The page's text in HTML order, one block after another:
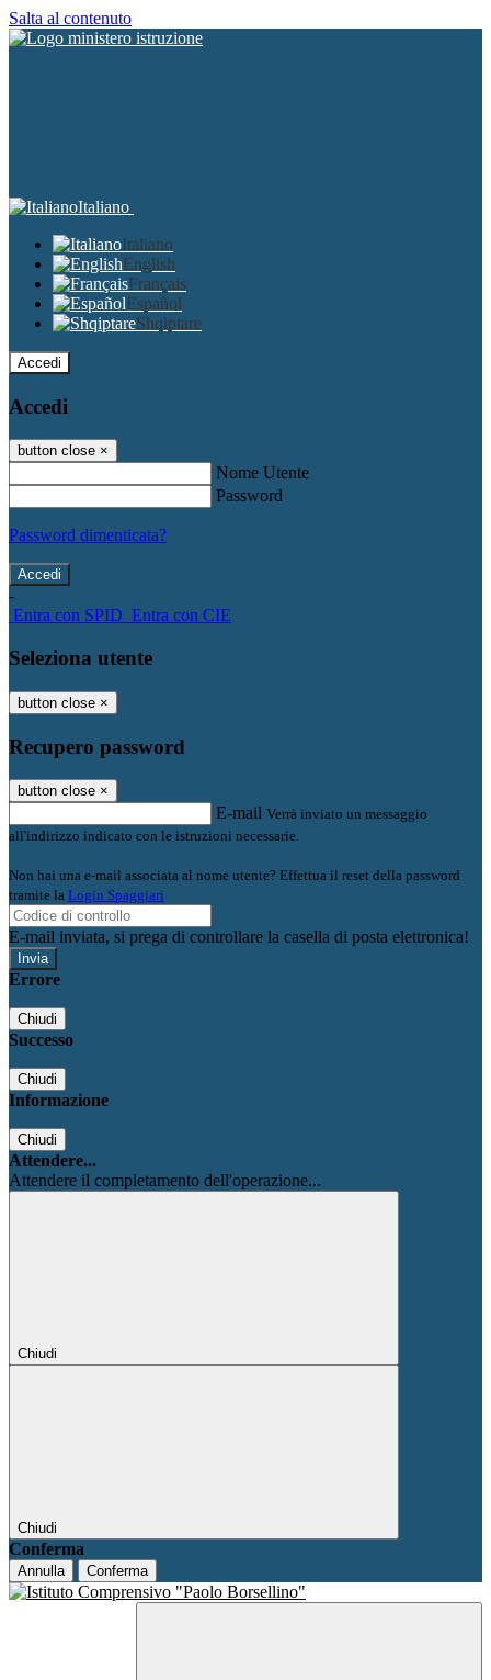
Salta al contenuto
Italiano
Italiano
English
Français
Español
Shqiptare
Accedi
Accedi
button close ×
Nome Utente
Password
Password dimenticata?
-
Entra con SPID Entra con CIE
Seleziona utente
button close ×
Recupero password
button close ×
E-mail Verrà inviato un messaggio
all'indirizzo indicato con le istruzioni necessarie.
Non hai una e-mail associata al nome utente? Effettua il reset della password
tramite la Login Spaggiari
E-mail inviata, si prega di controllare la casella di posta elettronica!
Errore
Chiudi
Successo
Chiudi
Informazione
Chiudi
Attendere...
Attendere il completamento dell'operazione...
Chiudi
Chiudi
Conferma
Annulla Conferma